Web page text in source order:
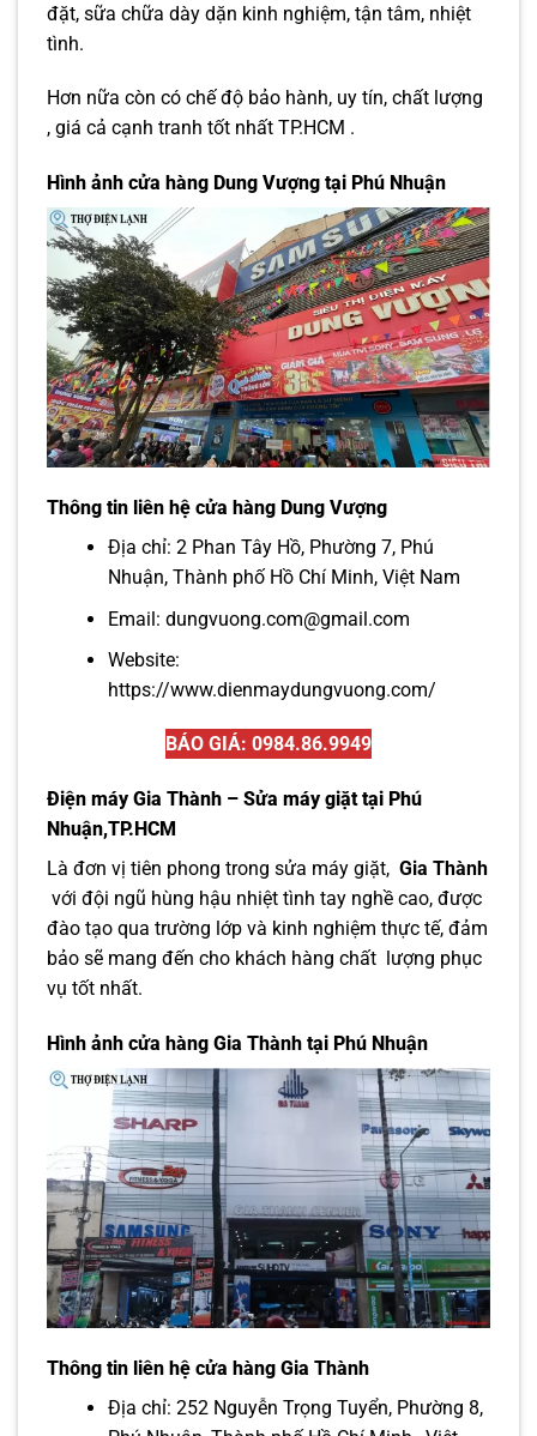
đặt, sữa chữa dày dặn kinh nghiệm, tận tâm, nhiệt
tình.
Hơn nữa còn có chế độ bảo hành, uy tín, chất lượng
, giá cả cạnh tranh tốt nhất TP.HCM .
Hình ảnh cửa hàng Dung Vượng tại Phú Nhuận
Thông tin liên hệ cửa hàng Dung Vượng
Địa chỉ: 2 Phan Tây Hồ, Phường 7, Phú
Nhuận, Thành phố Hồ Chí Minh, Việt Nam
Email: dungvuong.com@gmail.com
Website:
https://www.dienmaydungvuong.com/
BÁO GIÁ: 0984.86.9949
Điện máy Gia Thành – Sửa máy giặt tại Phú
Nhuận,TP.HCM
Là đơn vị tiên phong trong sửa máy giặt, Gia Thành
với đội ngũ hùng hậu nhiệt tình tay nghề cao, được
đào tạo qua trường lớp và kinh nghiệm thực tế, đảm
bảo sẽ mang đến cho khách hàng chất lượng phục
vụ tốt nhất.
Hình ảnh cửa hàng Gia Thành tại Phú Nhuận
Thông tin liên hệ cửa hàng Gia Thành
Địa chỉ: 252 Nguyễn Trọng Tuyển, Phường 8,